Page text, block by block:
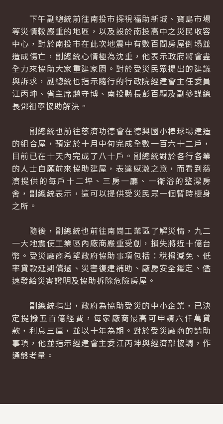
下午副總統前往南投市探視福助新城、寶島市場
等災情較嚴重的地區，以及設於南投高中之災民收容
中心，對於南投市在此次地震中有數百間房屋倒塌並
造成傷亡，副總統心情極為沈重，他表示政府將會盡
全力來協助大家重建家園。對於受災民眾提出的建議
與訴求，副總統也指示隨行的行政院經建會主任委員
江丙坤、省主席趙守博、南投縣長彭百顯及副參謀總
長鄧祖寧協助解決。
副總統也前往慈濟功德會在德興國小棒球場建造
的組合屋，預定於十月中旬完成全數一百六十二戶，
目前已在十天內完成了八十戶。副總統對於各行各業
的人士自願前來協助建屋，表達感激之意，而看到慈
濟提供的每戶十二坪、三房一廳、一衛浴的整潔房
舍，副總統表示，這可以提供受災民眾一個暫時棲身
之所。
隨後，副總統也前往南崗工業區了解災情，九二
一大地震使工業區內廠商嚴重受創，損失將近十億台
幣。受災廠商希望政府協助事項包括：稅捐減免、低
率貸款延期償還、災害復建補助、廠房安全鑑定、儘
速發給災害證明及協助拆除危險房屋。
副總統指出，政府為協助受災的中小企業，已決
定提撥五百億經費，每家廠商最高可申請六仟萬貸
款，利息三厘，並以十年為期。對於受災廠商的請助
事項，他並指示經建會主委江丙坤與經濟部協調，作
通盤考量。